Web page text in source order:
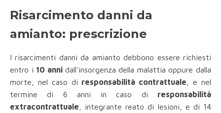
Risarcimento danni da
amianto: prescrizione
I risarcimenti danni da amianto debbono essere richiesti
entro i 10 anni dall'insorgenza della malattia oppure dalla
morte, nel caso di responsabilità contrattuale , e nel
termine di 6 anni in caso di responsabilità
extracontrattuale , integrante reato di lesioni, e di 14